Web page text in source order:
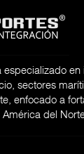
especializado
sectores
enfocado a
del